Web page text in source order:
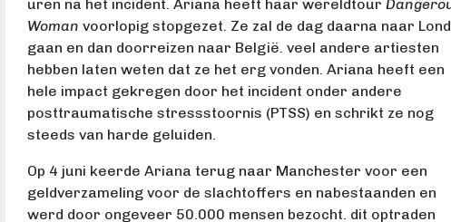
uren na het incident. Ariana heeft haar wereldtour
Woman voorlopig stopgezet. Ze zal de dag daarna naar
gaan en dan doorreizen naar België. veel andere artiesten
hebben laten weten dat ze het erg vonden. Ariana heeft een
hele impact gekregen door het incident onder andere
posttraumatische stressstoornis (PTSS) en schrikt ze nog
steeds van harde geluiden.
Op 4 juni keerde Ariana terug naar Manchester voor een
geldverzameling voor de slachtoffers en nabestaanden en
werd door ongeveer 50.000 mensen bezocht. dit optraden